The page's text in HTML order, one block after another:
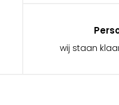
wij staan